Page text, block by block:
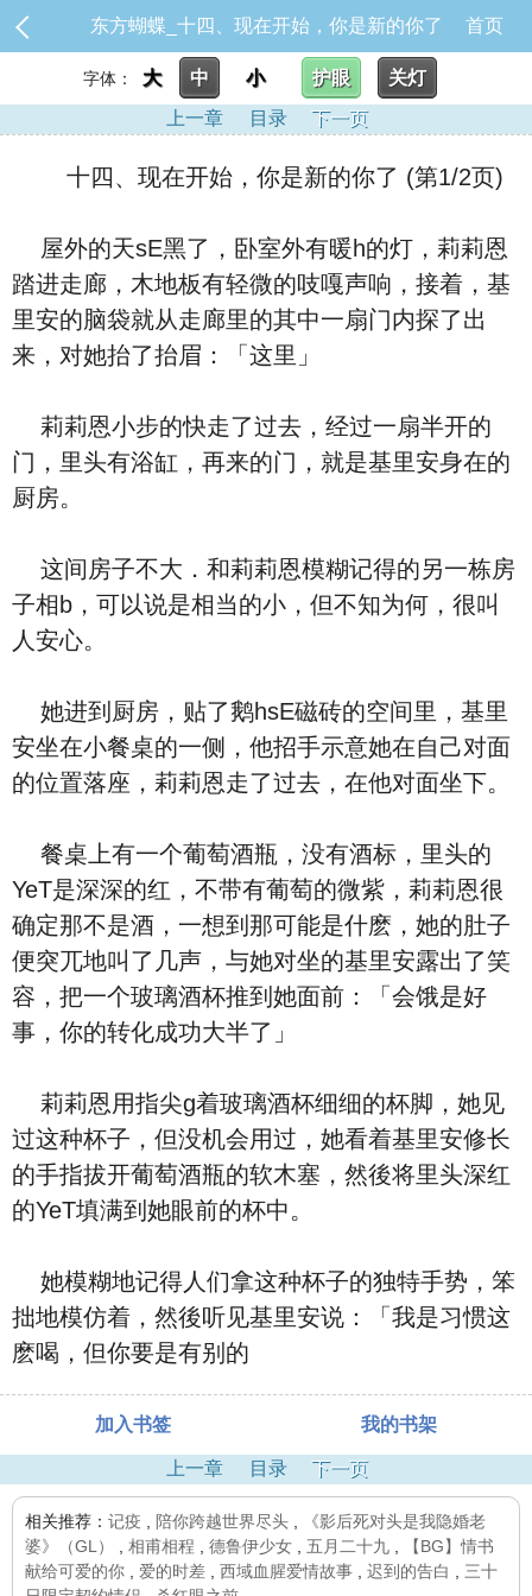
东方蝴蝶_十四、现在开始，你是新的你了 首页
字体： 大 中 小 护眼
关灯
上一章
目录 下一页
十四、现在开始，你是新的你了 (第1/2页)
屋外的天sE黑了，卧室外有暖h的灯，莉莉恩
踏进走廊，木地板有轻微的吱嘎声响，接着，基
里安的脑袋就从走廊里的其中一扇门内探了出
来，对她抬了抬眉：「这里」
莉莉恩小步的快走了过去，经过一扇半开的
门，里头有浴缸，再来的门，就是基里安身在的
厨房。
这间房子不大．和莉莉恩模糊记得的另一栋房
子相b，可以说是相当的小，但不知为何，很叫
人安心。
她进到厨房，贴了鹅hsE磁砖的空间里，基里
安坐在小餐桌的一侧，他招手示意她在自己对面
的位置落座，莉莉恩走了过去，在他对面坐下。
餐桌上有一个葡萄酒瓶，没有酒标，里头的
YeT是深深的红，不带有葡萄的微紫，莉莉恩很
确定那不是酒，一想到那可能是什麽，她的肚子
便突兀地叫了几声，与她对坐的基里安露出了笑
容，把一个玻璃酒杯推到她面前：「会饿是好
事，你的转化成功大半了」
莉莉恩用指尖g着玻璃酒杯细细的杯脚，她见
过这种杯子，但没机会用过，她看着基里安修长
的手指拔开葡萄酒瓶的软木塞，然後将里头深红
的YeT填满到她眼前的杯中。
她模糊地记得人们拿这种杯子的独特手势，笨
拙地模仿着，然後听见基里安说：「我是习惯这
麽喝，但你要是有别的
加入书签 我的书架
上一章 目录 下一页
相关推荐： 记疫 陪你跨越世界尽头
《影后死对头是我隐婚老
婆》（GL）
相甫相程 德鲁伊少女 五月二十九
【BG】情书
献给可爱的你
爱的时差 西域血腥爱情故事 迟到的告白
三十